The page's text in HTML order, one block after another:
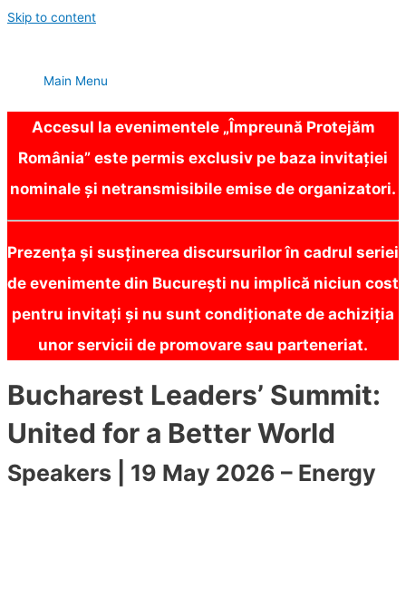
Skip to content
Main Menu
Accesul la evenimentele „Împreună Protejăm
România” este permis exclusiv pe baza invitației
nominale și netransmisibile emise de organizatori.
Prezența și susținerea discursurilor în cadrul seriei
de evenimente din București nu implică niciun cost
pentru invitați și nu sunt condiționate de achiziția
unor servicii de promovare sau parteneriat.
Bucharest Leaders’ Summit:
United for a Better World
Speakers | 19 May 2026 – Energy